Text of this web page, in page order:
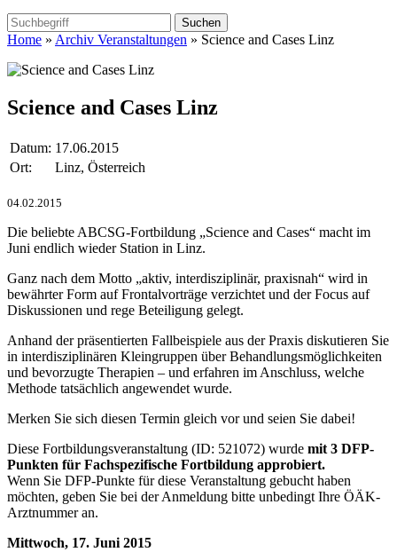
Home » Archiv Veranstaltungen » Science and Cases Linz
Science and Cases Linz
Datum: 17.06.2015
Ort:
Linz, Österreich
04.02.2015
Die beliebte ABCSG-Fortbildung „Science and Cases“ macht im
Juni endlich wieder Station in Linz.
Ganz nach dem Motto „aktiv, interdisziplinär, praxisnah“ wird in
bewährter Form auf Frontalvorträge verzichtet und der Focus auf
Diskussionen und rege Beteiligung gelegt.
Anhand der präsentierten Fallbeispiele aus der Praxis diskutieren Sie
in interdisziplinären Kleingruppen über Behandlungsmöglichkeiten
und bevorzugte Therapien – und erfahren im Anschluss, welche
Methode tatsächlich angewendet wurde.
Merken Sie sich diesen Termin gleich vor und seien Sie dabei!
Diese Fortbildungsveranstaltung (ID: 521072) wurde mit 3 DFP-
Punkten für Fachspezifische Fortbildung approbiert.
Wenn Sie DFP-Punkte für diese Veranstaltung gebucht haben
möchten, geben Sie bei der Anmeldung bitte unbedingt Ihre ÖÄK-
Arztnummer an.
Mittwoch, 17. Juni 2015